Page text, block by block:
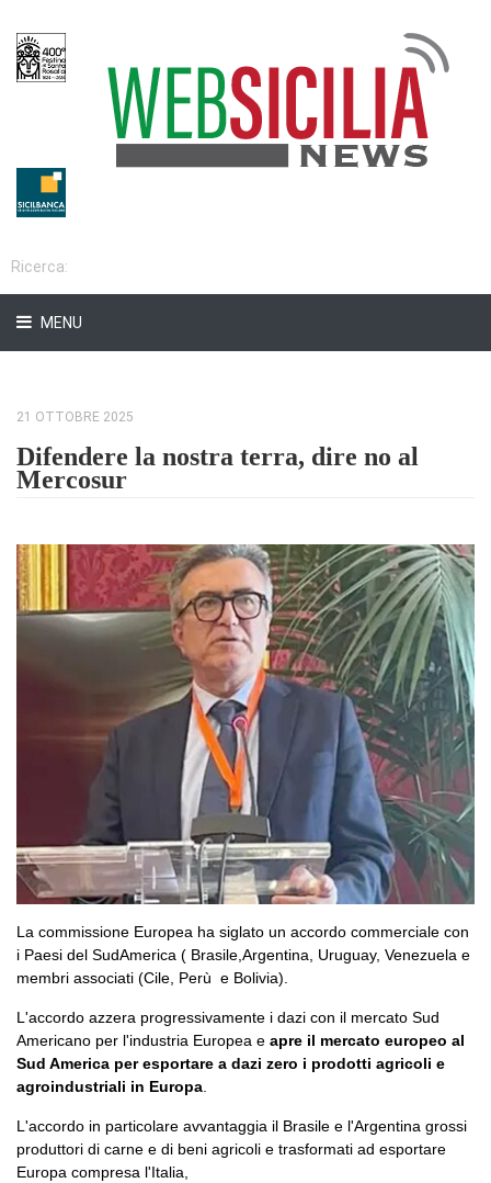
MENU
21 OTTOBRE 2025
Difendere la nostra terra, dire no al
Mercosur
La commissione Europea ha siglato un accordo commerciale con
i Paesi del SudAmerica ( Brasile,Argentina, Uruguay, Venezuela e
membri associati (Cile, Perù e Bolivia).
L'accordo azzera progressivamente i dazi con il mercato Sud
Americano per l'industria Europea e apre il mercato europeo al
Sud America per esportare a dazi zero i prodotti agricoli e
agroindustriali in Europa
L'accordo in particolare avvantaggia il Brasile e l'Argentina grossi
produttori di carne e di beni agricoli e trasformati ad esportare
Europa compresa l'Italia,